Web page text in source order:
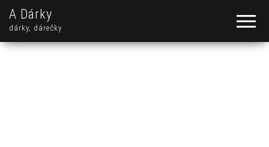
A Dárky
dárky, dárečky